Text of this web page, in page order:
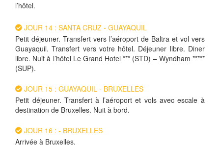
l’hôtel.
JOUR 14 : SANTA CRUZ - GUAYAQUIL
Petit déjeuner. Transfert vers l’aéroport de Baltra et vol vers
Guayaquil. Transfert vers votre hôtel. Déjeuner libre. Diner
libre. Nuit à l’hôtel Le Grand Hotel *** (STD) – Wyndham *****
(SUP).
JOUR 15 : GUAYAQUIL - BRUXELLES
Petit déjeuner. Transfert à l’aéroport et vols avec escale à
destination de Bruxelles. Nuit à bord.
JOUR 16 : - BRUXELLES
Arrivée à Bruxelles.